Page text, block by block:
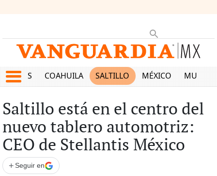
JUEGOS COAHUILA SALTILLO MÉXICO MUNDO
Saltillo está en el centro del
nuevo tablero automotriz:
CEO de Stellantis México
+ Seguir en